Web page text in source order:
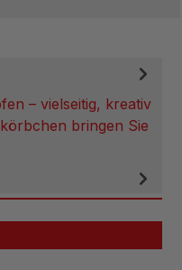
– vielseitig, kreativ
bringen Sie